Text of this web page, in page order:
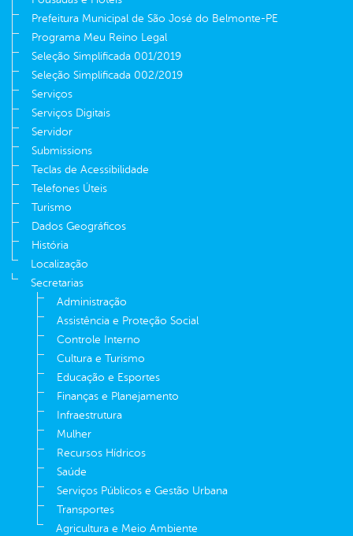
Prefeitura Municipal de São José do Belmonte-PE
Programa Meu Reino Legal
Seleção Simplificada 001/2019
Seleção Simplificada 002/2019
Serviços
Serviços Digitais
Servidor
Submissions
Teclas de Acessibilidade
Telefones Úteis
Turismo
Dados Geográficos
História
Localização
Secretarias
Administração
Assistência e Proteção Social
Controle Interno
Cultura e Turismo
Educação e Esportes
Finanças e Planejamento
Infraestrutura
Mulher
Recursos Hídricos
Saúde
Serviços Públicos e Gestão Urbana
Transportes
Agricultura e Meio Ambiente